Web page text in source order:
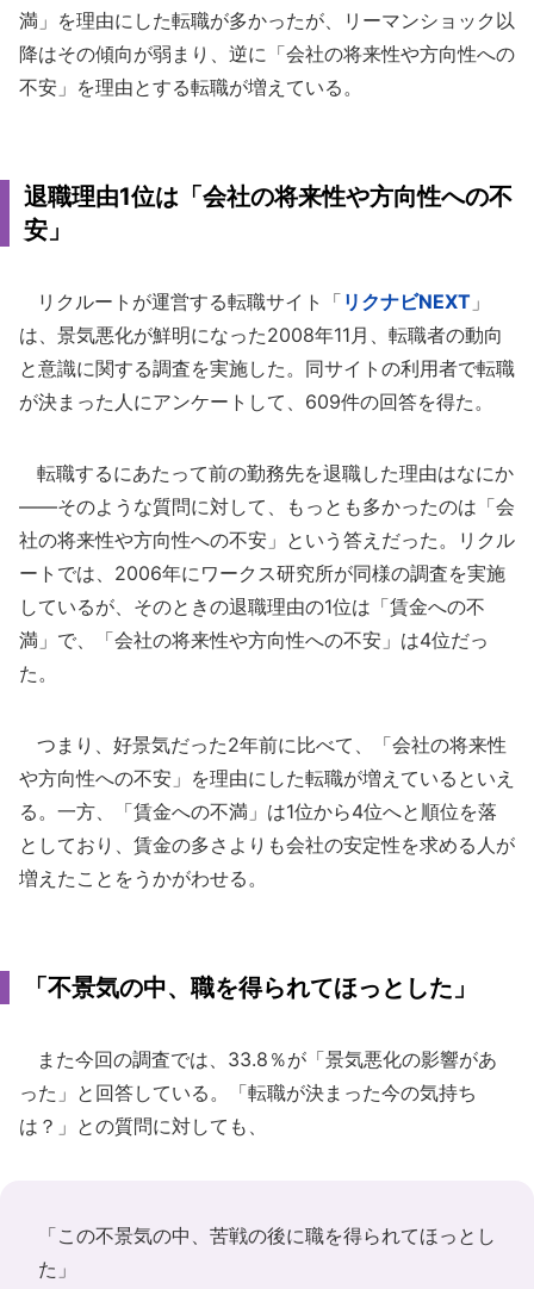
満」を理由にした転職が多かったが、リーマンショック以
降はその傾向が弱まり、逆に「会社の将来性や方向性への
不安」を理由とする転職が増えている。
退職理由1位は「会社の将来性や方向性への不
安」
リクルートが運営する転職サイト「 リクナビNEXT 」
は、景気悪化が鮮明になった2008年11月、転職者の動向
と意識に関する調査を実施した。同サイトの利用者で転職
が決まった人にアンケートして、609件の回答を得た。
転職するにあたって前の勤務先を退職した理由はなにか
――そのような質問に対して、もっとも多かったのは「会
社の将来性や方向性への不安」という答えだった。リクル
ートでは、2006年にワークス研究所が同様の調査を実施
しているが、そのときの退職理由の1位は「賃金への不
満」で、「会社の将来性や方向性への不安」は4位だっ
た。
つまり、好景気だった2年前に比べて、「会社の将来性
や方向性への不安」を理由にした転職が増えているといえ
る。一方、「賃金への不満」は1位から4位へと順位を落
としており、賃金の多さよりも会社の安定性を求める人が
増えたことをうかがわせる。
「不景気の中、職を得られてほっとした」
また今回の調査では、33.8％が「景気悪化の影響があ
った」と回答している。「転職が決まった今の気持ち
は？」との質問に対しても、
「この不景気の中、苦戦の後に職を得られてほっとし
た」